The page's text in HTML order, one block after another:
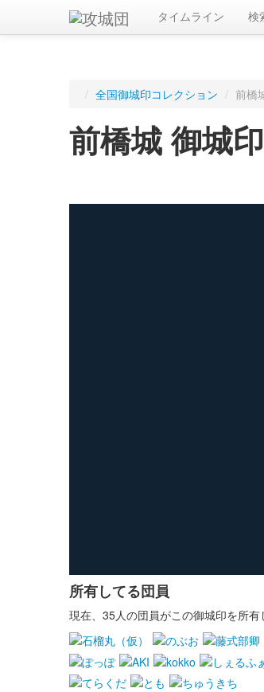
タイムライン 検
/ 全国御城印コレクション / 前橋
前橋城 御城印
所有してる団員
現在、35人の団員がこの御城印を所有